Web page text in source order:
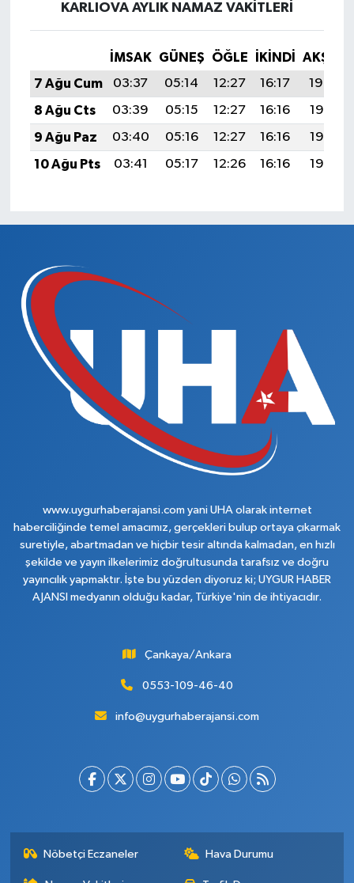
KARLIOVA AYLIK NAMAZ VAKITLERI
İMSAK GÜNEŞ ÖĞLE İKINDI
AKŞAM
7 Ağu Cum
03:37 05:14 12:27 16:17
19:29
8 Ağu Cts
03:39 05:15 12:27 16:16
19:28
9 Ağu Paz
03:40 05:16 12:27 16:16
19:27
10 Ağu Pts
03:41 05:17 12:26 16:16 19:26
www.uygurhaberajansi.com yani UHA olarak internet
haberciliğinde temel amacımız, gerçekleri bulup ortaya çıkarmak
suretiyle, abartmadan ve hiçbir tesir altında kalmadan, en hızlı
şekilde ve yayın ilkelerimiz doğrultusunda tarafsız ve doğru
yayıncılık yapmaktır. İşte bu yüzden diyoruz ki; UYGUR HABER
AJANSI medyanın olduğu kadar, Türkiye'nin de ihtiyacıdır.
Çankaya/Ankara
0553-109-46-40
info@uygurhaberajansi.com
Nöbetçi Eczaneler Hava Durumu